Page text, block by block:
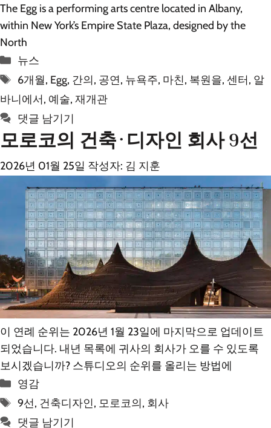
The Egg is a performing arts centre located in Albany,
within New York’s Empire State Plaza, designed by the
North
카
테
리
뉴스
태
그
6개월, Egg, 간의, 공연, 뉴욕주, 마친, 복원을, 센터, 알
바니에서, 예술, 재개관
댓글 남기기
모로코의 건축·디자인 회사 9선
2026년 01월 25일 작성자: 김 지훈
이 연례 순위는 2026년 1월 23일에 마지막으로 업데이트
되었습니다. 내년 목록에 귀사의 회사가 오를 수 있도록
보시겠습니까? 스튜디오의 순위를 올리는 방법에
카
테
영감
태
그
9선, 건축디자인, 모로코의, 회사
댓글 남기기